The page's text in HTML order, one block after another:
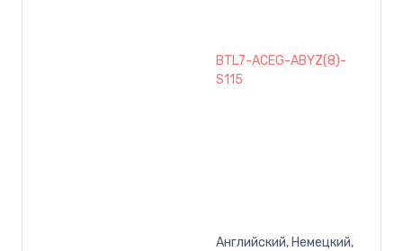
BTL7-ACEG-ABYZ(8)-
S115
Английский, Немецкий,